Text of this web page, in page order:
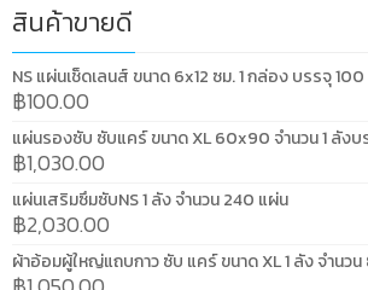
สินค้าขายดี
NS แผ่นเช็ดเลนส์ ขนาด 6x12 ซม. 1 กล่อง บรรจุ
฿100.00
แผ่นรองซับ ซับแคร์ ขนาด XL 60x90 จำนวน 1 ลัง
฿1,030.00
แผ่นเสริมซึมซับNS 1 ลัง จำนวน 240 แผ่น
฿2,030.00
ผ้าอ้อมผู้ใหญ่แถบกาว ซับ แคร์ ขนาด XL 1 ลัง จำนว